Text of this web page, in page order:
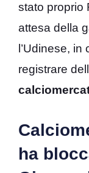
stato proprio
attesa della
l’Udinese,
registrare
ha